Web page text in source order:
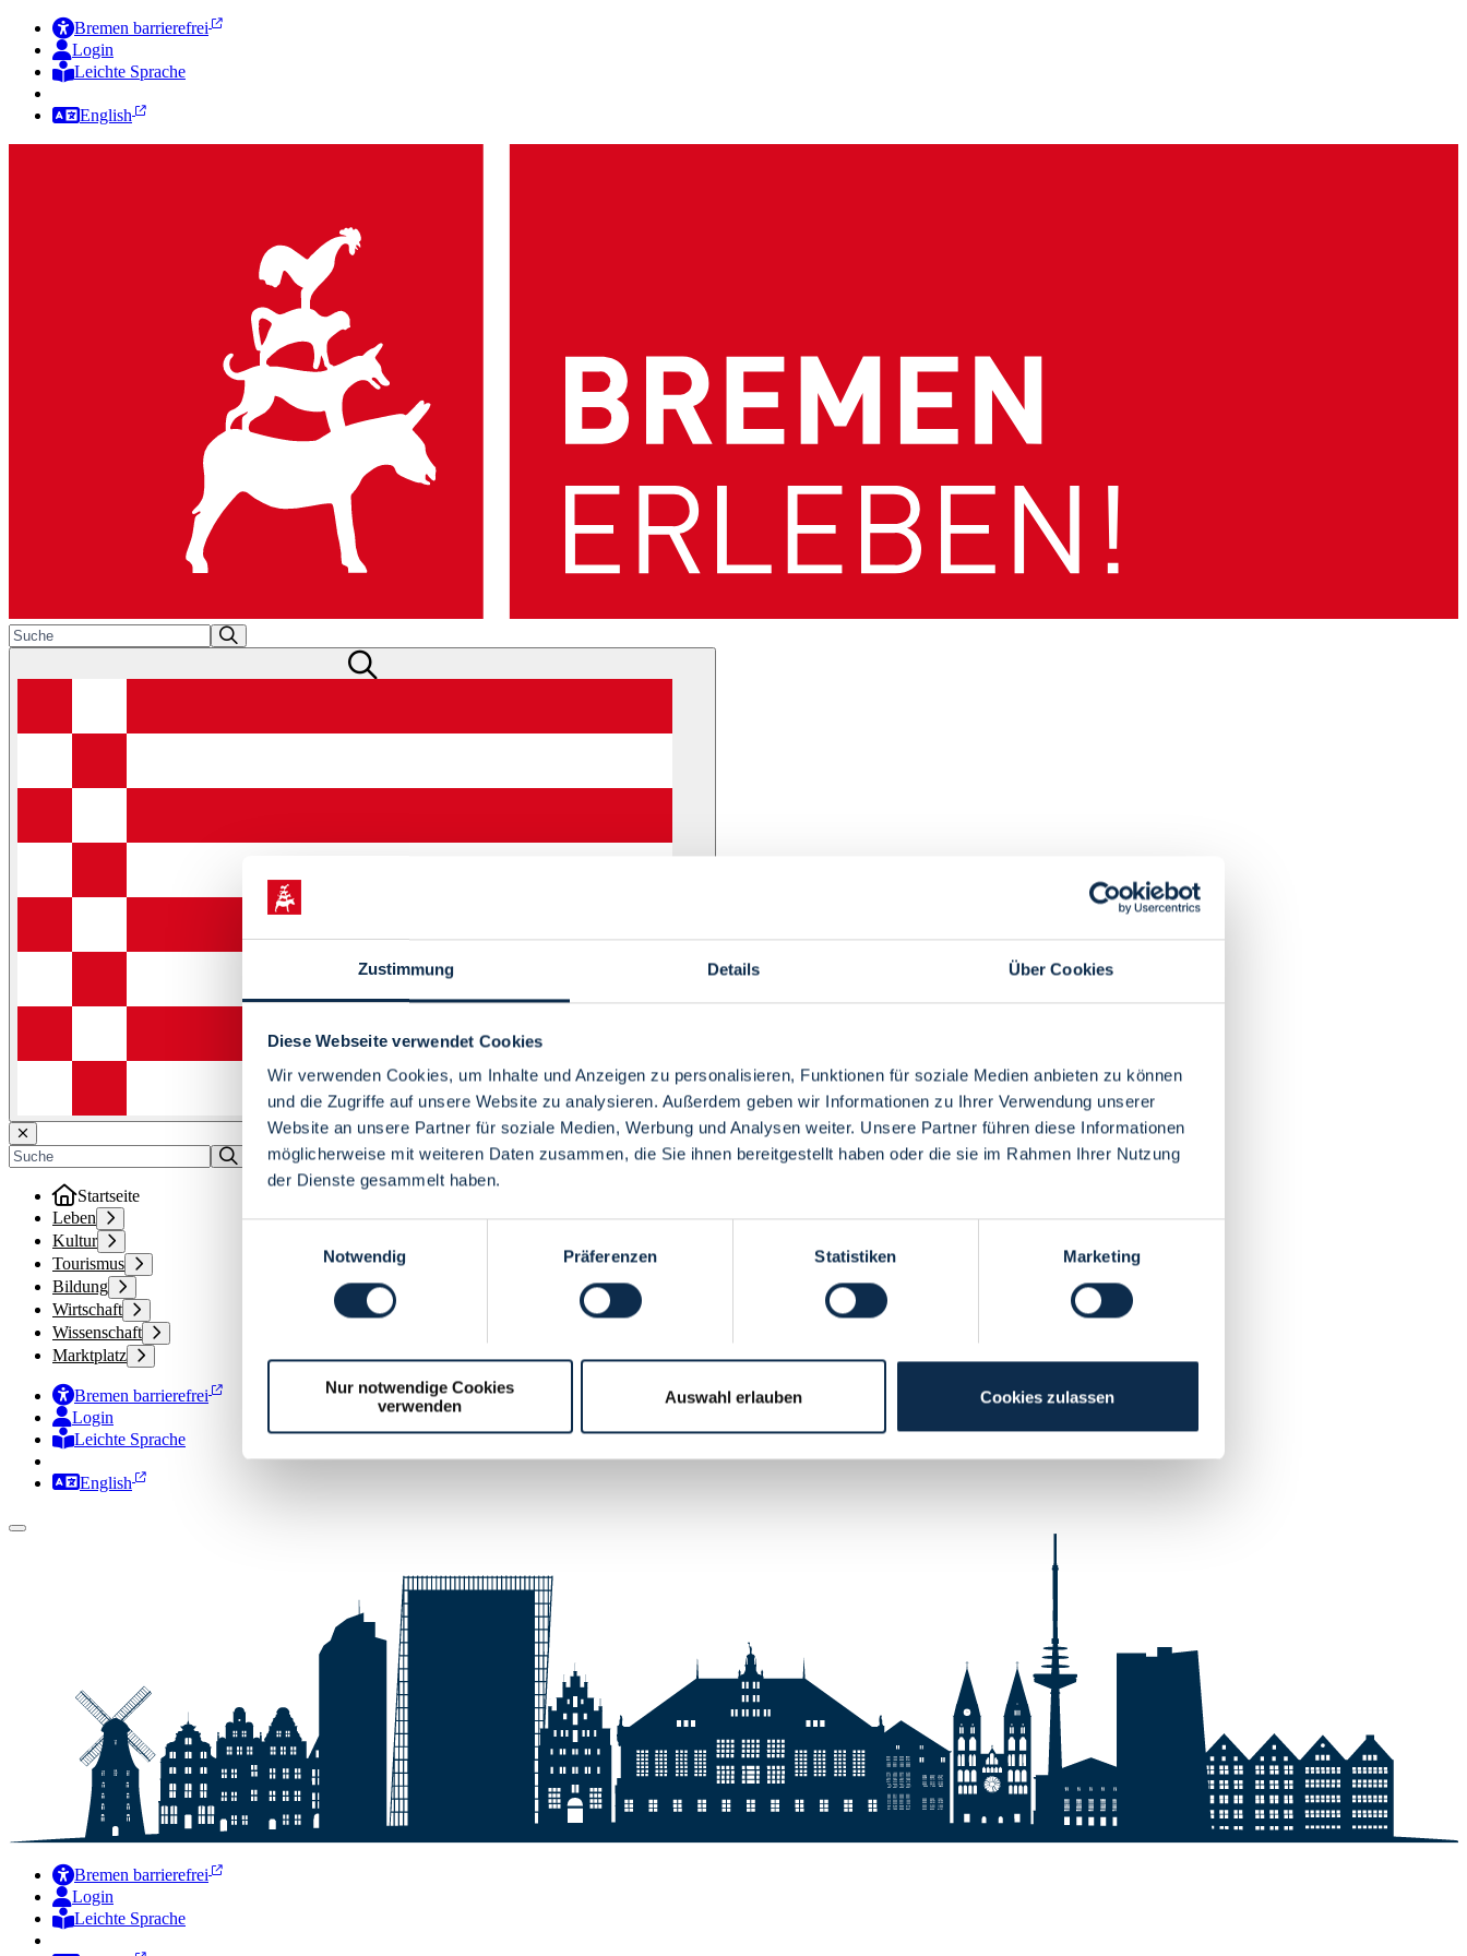
Zustimmung Details Über Cookies
Diese Webseite verwendet Cookies
Wir verwenden Cookies, um Inhalte und Anzeigen zu personalisieren, Funktionen für soziale Medien anbieten zu können
und die Zugriffe auf unsere Website zu analysieren. Außerdem geben wir Informationen zu Ihrer Verwendung unserer
Website an unsere Partner für soziale Medien, Werbung und Analysen weiter. Unsere Partner führen diese Informationen
möglicherweise mit weiteren Daten zusammen, die Sie ihnen bereitgestellt haben oder die sie im Rahmen Ihrer Nutzung
der Dienste gesammelt haben.
Notwendig
Präferenzen Statistiken Marketing
Nur notwendige Cookies
verwenden
Auswahl erlauben Cookies zulassen
Bremen barrierefrei
Login
Leichte Sprache
English
Menü
Startseite
Leben
Kultur
Tourismus
Bildung
Wirtschaft
Wissenschaft
Marktplatz
Bremen barrierefrei
Login
Leichte Sprache
Zur Deutschen Gebärdensprache
English
Bremen barrierefrei
Login
Leichte Sprache